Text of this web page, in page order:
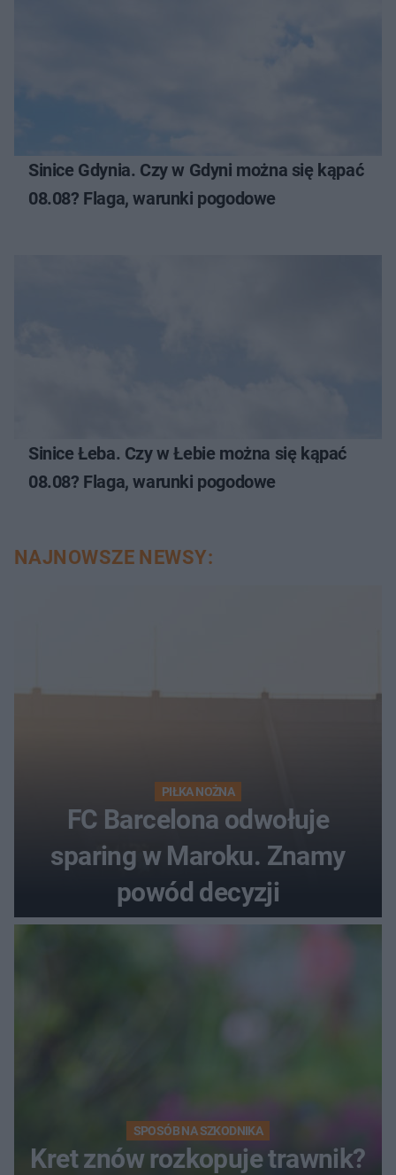
Sinice Gdynia. Czy w Gdyni można się kąpać
08.08? Flaga, warunki pogodowe
Sinice Łeba. Czy w Łebie można się kąpać
08.08? Flaga, warunki pogodowe
NAJNOWSZE NEWSY:
PIŁKA NOŻNA
FC Barcelona odwołuje
sparing w Maroku. Znamy
powód decyzji
SPOSÓB NA SZKODNIKA
Kret znów rozkopuje trawnik?